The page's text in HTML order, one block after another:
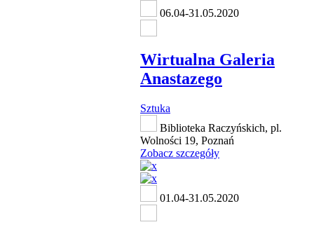
06.04-31.05.2020
Wirtualna Galeria
Anastazego
Sztuka
Biblioteka Raczyńskich, pl.
Wolności 19, Poznań
Zobacz szczegóły
01.04-31.05.2020